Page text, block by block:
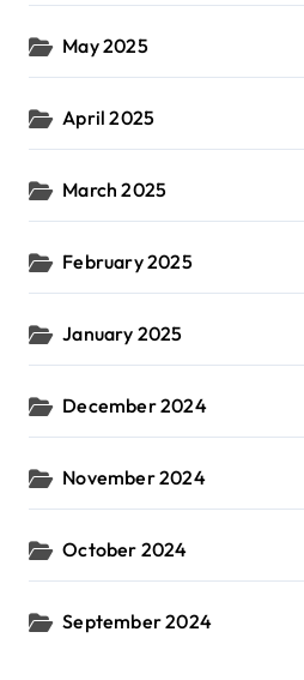
May 2025
April 2025
March 2025
February 2025
January 2025
December 2024
November 2024
October 2024
September 2024